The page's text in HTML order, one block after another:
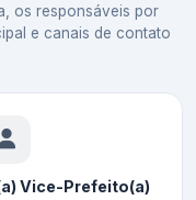
os responsáveis por
e canais de contato
Vice-Prefeito(a)